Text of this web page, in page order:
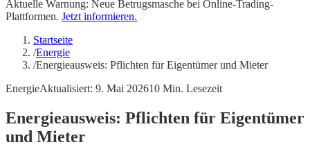
Aktuelle Warnung: Neue Betrugsmasche bei Online-Trading-
Plattformen. Jetzt informieren.
Startseite
/Energie
/Energieausweis: Pflichten für Eigentümer und Mieter
EnergieAktualisiert: 9. Mai 202610 Min. Lesezeit
Energieausweis: Pflichten für Eigentümer
und Mieter